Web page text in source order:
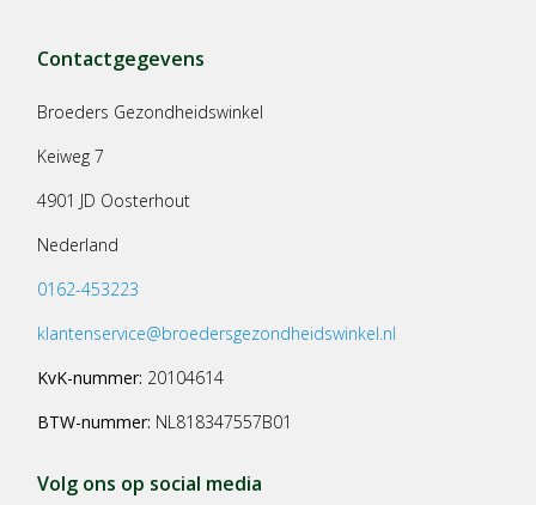
Contactgegevens
Broeders Gezondheidswinkel
Keiweg 7
4901 JD Oosterhout
Nederland
0162-453223
klantenservice@broedersgezondheidswinkel.nl
KvK-nummer: 20104614
BTW-nummer: NL818347557B01
Volg ons op social media